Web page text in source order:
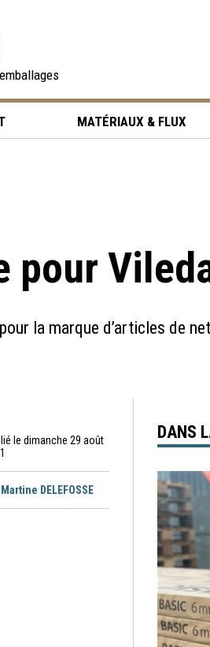
MATÉRIAUX & FLUX
pour
la marque d’articles de
le dimanche 29 août
Martine DELEFOSSE
DANS